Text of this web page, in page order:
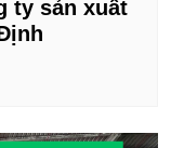
ty sản xuất